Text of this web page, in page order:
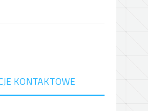
KONTAKTOWE